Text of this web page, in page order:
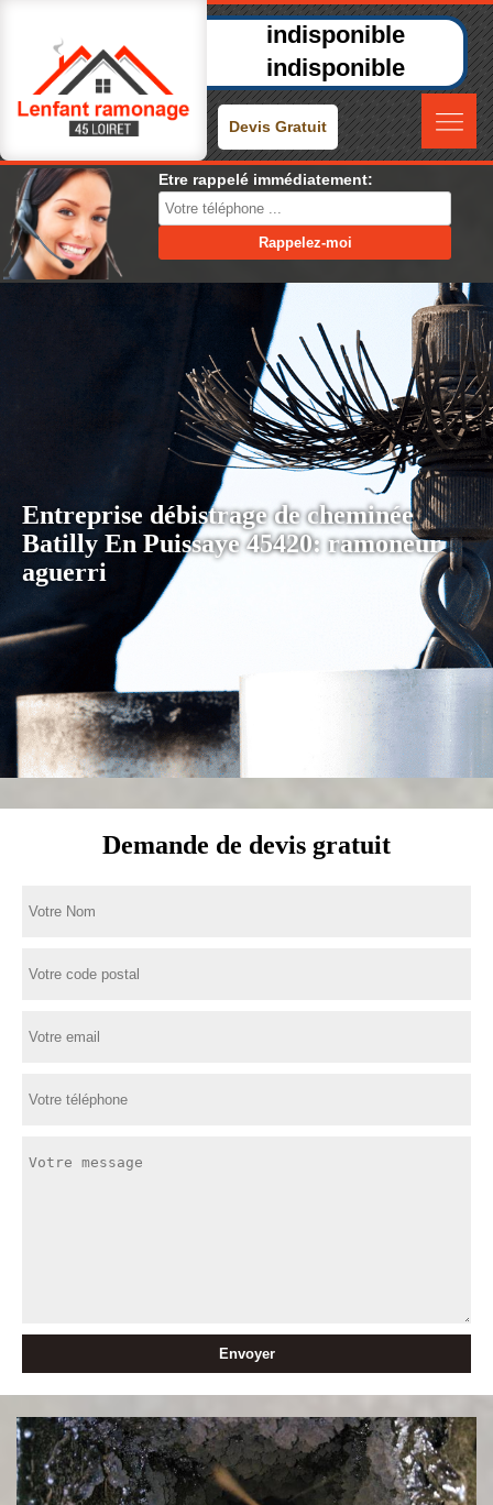
indisponible
indisponible
Devis Gratuit
Etre rappelé immédiatement:
Entreprise débistrage de cheminée
Batilly En Puissaye 45420: ramoneur
aguerri
Demande de devis gratuit